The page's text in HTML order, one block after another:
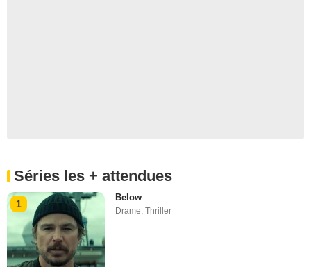
Séries les + attendues
1
Below
Drame ,Thriller